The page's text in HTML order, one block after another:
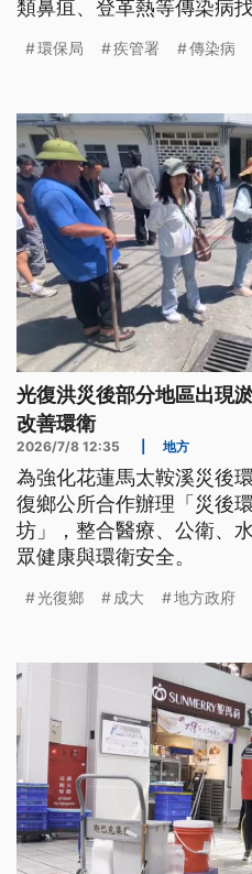
類鼻疽、登革熱等傳染病
局除了對屋主開罰，也趕
環保局 疾管署 傳染病
光復洪災後部分地區出現
改善環衛
2026/7/8 12:35 地方
為強化花蓮馬太鞍溪災後
復鄉公所合作辦理「災後
坊」，整合醫療、公衛、
眾健康與環衛安全。
光復鄉 成大 地方政府